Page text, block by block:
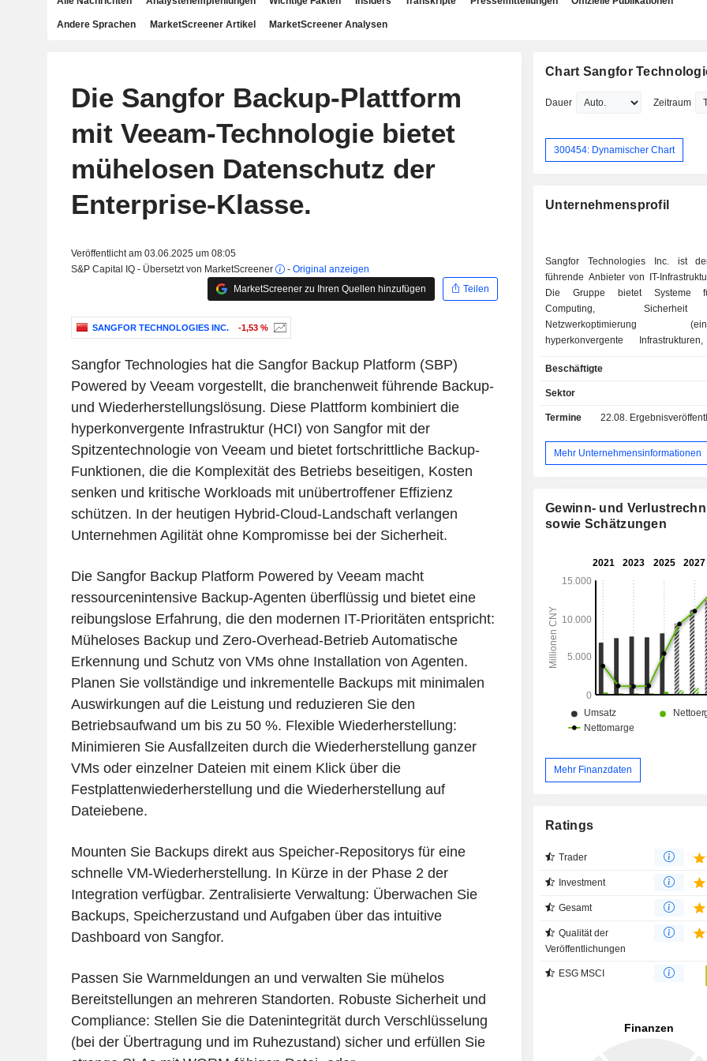
Andere Sprachen MarketScreener Artikel MarketScreener Analysen
Die Sangfor Backup-Plattform
mit Veeam-Technologie bietet
mühelosen Datenschutz der
Enterprise-Klasse.
Veröffentlicht am 03.06.2025 um 08:05
S&P Capital IQ - Übersetzt von MarketScreener
- Original anzeigen
MarketScreener zu Ihren Quellen hinzufügen
Teilen
SANGFOR TECHNOLOGIES INC. -1,53 %
Sangfor Technologies hat die Sangfor Backup Platform (SBP)
Powered by Veeam vorgestellt, die branchenweit führende Backup-
und Wiederherstellungslösung. Diese Plattform kombiniert die
hyperkonvergente Infrastruktur (HCI) von Sangfor mit der
Spitzentechnologie von Veeam und bietet fortschrittliche Backup-
Funktionen, die die Komplexität des Betriebs beseitigen, Kosten
senken und kritische Workloads mit unübertroffener Effizienz
schützen. In der heutigen Hybrid-Cloud-Landschaft verlangen
Unternehmen Agilität ohne Kompromisse bei der Sicherheit.
Die Sangfor Backup Platform Powered by Veeam macht
ressourcenintensive Backup-Agenten überflüssig und bietet eine
reibungslose Erfahrung, die den modernen IT-Prioritäten entspricht:
Müheloses Backup und Zero-Overhead-Betrieb Automatische
Erkennung und Schutz von VMs ohne Installation von Agenten.
Planen Sie vollständige und inkrementelle Backups mit minimalen
Auswirkungen auf die Leistung und reduzieren Sie den
Betriebsaufwand um bis zu 50 %. Flexible Wiederherstellung:
Minimieren Sie Ausfallzeiten durch die Wiederherstellung ganzer
VMs oder einzelner Dateien mit einem Klick über die
Festplattenwiederherstellung und die Wiederherstellung auf
Dateiebene.
Mounten Sie Backups direkt aus Speicher-Repositorys für eine
schnelle VM-Wiederherstellung. In Kürze in der Phase 2 der
Integration verfügbar. Zentralisierte Verwaltung: Überwachen Sie
Backups, Speicherzustand und Aufgaben über das intuitive
Dashboard von Sangfor.
Passen Sie Warnmeldungen an und verwalten Sie mühelos
Bereitstellungen an mehreren Standorten. Robuste Sicherheit und
Compliance: Stellen Sie die Datenintegrität durch Verschlüsselung
(bei der Übertragung und im Ruhezustand) sicher und erfüllen Sie
Chart Sangfor
Dauer Zeitraum
300454: Dynamischer Chart
Unternehmensprofil
Sangfor Technologies Inc. ist
führende Anbieter von IT-
Die Gruppe bietet Systeme
Computing,
Netzwerkoptimierung
hyperkonvergente
Generation, Internet-
sowie WAN- und SD-
verteilt sich auf die Märkte
(34,3%) und Sonstige (11,5%;
Finanzinstitute). Auf China entfallen 97,2% des
Beschäftigte
Sektor
Termine 22.08.
Mehr Unternehmensinformationen
Gewinn- und
sowie Schätzungen
Mehr Finanzdaten
Ratings
Trader
Investment
Gesamt
Qualität der
Veröffentlichungen
ESG MSCI